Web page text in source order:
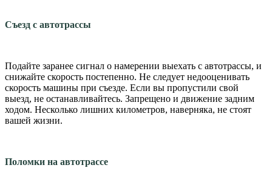
Съезд с автотрассы
Подайте заранее сигнал о намерении выехать с автотрассы, и
снижайте скорость постепенно. Не следует недооценивать
скорость машины при съезде. Если вы пропустили свой
выезд, не останавливайтесь. Запрещено и движение задним
ходом. Несколько лишних километров, наверняка, не стоят
вашей жизни.
Поломки на автотрассе